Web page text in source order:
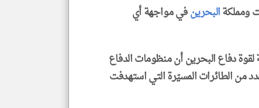
ومملكةالبحرينفي مواجهة أي
لقوة دفاع البحرين أن منظومات الدفاع
من الطائرات المسيّرة التي استهدفت